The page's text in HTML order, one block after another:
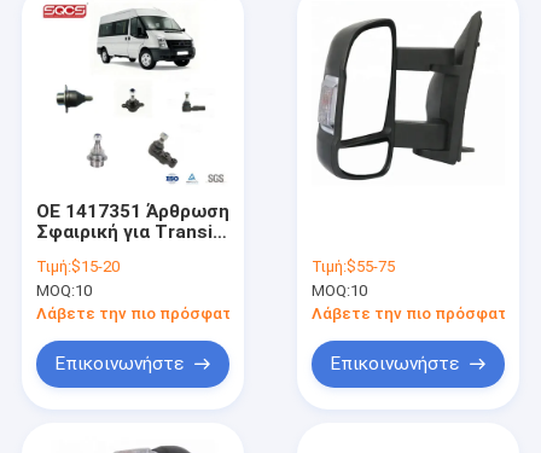
OE 1417351 Άρθρωση
Σφαιρική για Transit
Ανταλλακτικά
Αυτοκινήτων με 1
Έτος Εγγύηση
Τιμή:$15-20
MOQ:10
Λάβετε την πιο πρόσφατη τιμή
Επικοινωνήστε
Τιμή:$55-75
MOQ:10
Λάβετε την πιο πρόσφατη
Επικοινωνήστε